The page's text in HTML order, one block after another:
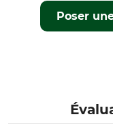
Poser